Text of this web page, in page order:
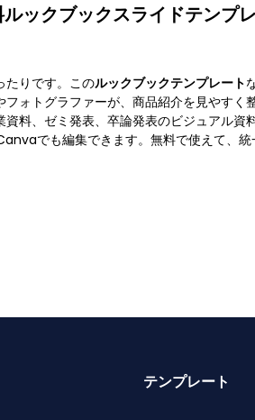
ックブックスライドテンプレ
たりです。このルックブックテンプレート
ォトグラファーが、商品紹介を見やすく
料、ゼミ発表、卒論発表のビジュアル資
でも編集できます。無料で使えて、統
テンプレート